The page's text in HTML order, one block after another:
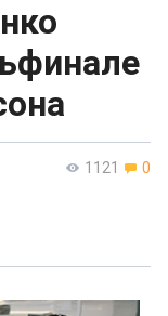
1121 0